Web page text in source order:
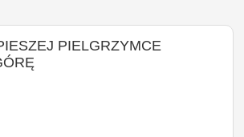
PIELGRZYMCE